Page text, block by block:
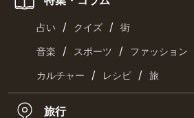
占い / クイズ / 街
音楽 / スポーツ / ファッション
カルチャー / レシピ / 旅
旅行